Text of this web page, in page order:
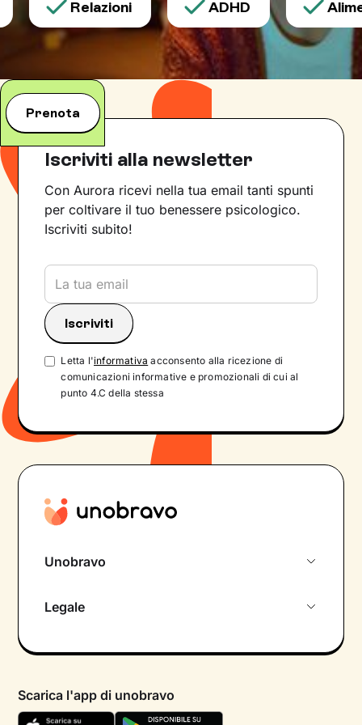
Relazioni ADHD
Prenota
Iscriviti alla newsletter
Con Aurora ricevi nella tua email tanti spunti
per coltivare il tuo benessere psicologico.
Iscriviti subito!
Letta l'informativa acconsento alla ricezione di
comunicazioni informative e promozionali di cui al
punto 4.C della stessa
Unobravo
Psicologo in chat
Aiuto urgente
Legale
Termini e condizioni
Scarica l'app di unobravo